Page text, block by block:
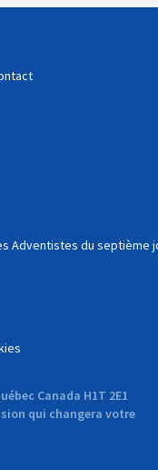
Adventistes du septième
Canada H1T 2E1
qui changera votre